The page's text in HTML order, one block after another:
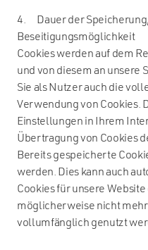
4. Dauer der
Beseitigungsmöglichkeit
Cookies werden auf dem
und von diesem an unsere
Sie als Nutzer auch die
Verwendung von Cookies.
Einstellungen in Ihrem
Übertragung von Cookies
Bereits gespeicherte
werden. Dies kann auch
Cookies für unsere
möglicherweise nicht
vollumfänglich genutzt